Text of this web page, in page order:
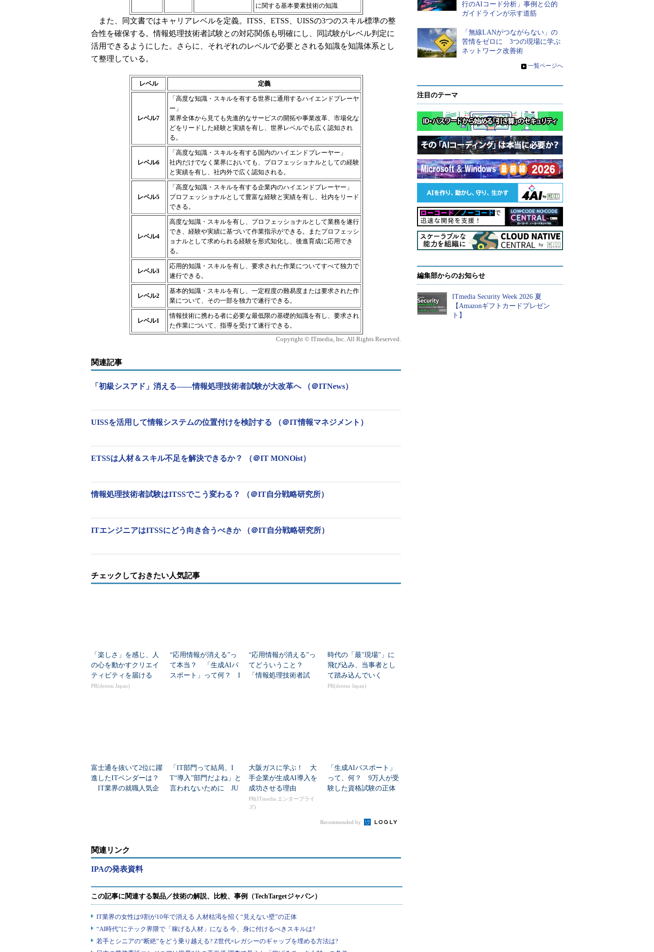
に関する基本要素技術の知識
また、同文書ではキャリアレベルを定義。ITSS、ETSS、UISSの3つのスキル標準の整
合性を確保する。情報処理技術者試験との対応関係も明確にし、同試験がレベル判定に
活用できるようにした。さらに、それぞれのレベルで必要とされる知識を知識体系とし
て整理している。
レベル 定義
レベル7
「高度な知識・スキルを有する世界に通用するハイエンドプレーヤ
ー」
業界全体から見ても先進的なサービスの開拓や事業改革、市場化な
どをリードした経験と実績を有し、世界レベルでも広く認知され
る。
レベル6
「高度な知識・スキルを有する国内のハイエンドプレーヤー」
社内だけでなく業界においても、プロフェッショナルとしての経験
と実績を有し、社内外で広く認知される。
レベル5
「高度な知識・スキルを有する企業内のハイエンドプレーヤー」
プロフェッショナルとして豊富な経験と実績を有し、社内をリード
できる。
レベル4
高度な知識・スキルを有し、プロフェッショナルとして業務を遂行
でき、経験や実績に基づいて作業指示ができる。またプロフェッシ
ョナルとして求められる経験を形式知化し、後進育成に応用でき
る。
レベル3
応用的知識・スキルを有し、要求された作業についてすべて独力で
遂行できる。
レベル2
基本的知識・スキルを有し、一定程度の難易度または要求された作
業について、その一部を独力で遂行できる。
レベル1
情報技術に携わる者に必要な最低限の基礎的知識を有し、要求され
た作業について、指導を受けて遂行できる。
Copyright © ITmedia, Inc. All Rights Reserved.
関連記事
「初級シスアド」消える――情報処理技術者試験が大改革へ （＠ITNews）
UISSを活用して情報システムの位置付けを検討する （＠IT情報マネジメント）
ETSSは人材＆スキル不足を解決できるか？ （＠IT MONOist）
情報処理技術者試験はITSSでこう変わる？ （＠IT自分戦略研究所）
ITエンジニアはITSSにどう向き合うべきか （＠IT自分戦略研究所）
チェックしておきたい人気記事
「楽しさ」を感じ、人
の心を動かすクリエイ
ティビティを届ける
PR(dentsu Japan)
“応用情報が消える”っ
て本当？ 「生成AIパ
スポート」って何？ I
“応用情報が消える”っ
てどういうこと？
「情報処理技術者試
時代の「最"現場"」に
飛び込み、当事者とし
て踏み込んでいく
PR(dentsu Japan)
富士通を抜いて2位に躍
進したITベンダーは？
IT業界の就職人気企
「IT部門って結局、I
T“導入”部門だよね」と
言われないために JU
大阪ガスに学ぶ！ 大
手企業が生成AI導入を
成功させる理由
PR(ITmedia エンタープライ
ズ)
「生成AIパスポート」
って、何？ 9万人が受
験した資格試験の正体
Recommended by
関連リンク
IPAの発表資料
行のAIコード分析」事例と公的
ガイドラインが示す道筋
「無線LANがつながらない」の
苦情をゼロに 3つの現場に学ぶ
ネットワーク改善術
» 一覧ページへ
注目のテーマ
編集部からのお知らせ
ITmedia Security Week 2026 夏
【Amazonギフトカードプレゼン
ト】